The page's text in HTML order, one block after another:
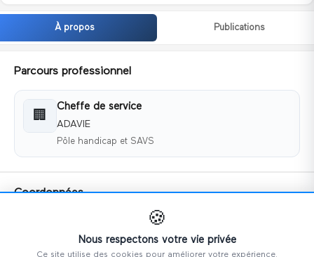
À propos Publications
Parcours professionnel
🏢
Cheffe de service
ADAVIE
Pôle handicap et SAVS
Coordonnées
0786831921
🍪
Nous respectons votre vie privée
Ce site utilise des cookies pour améliorer votre expérience.